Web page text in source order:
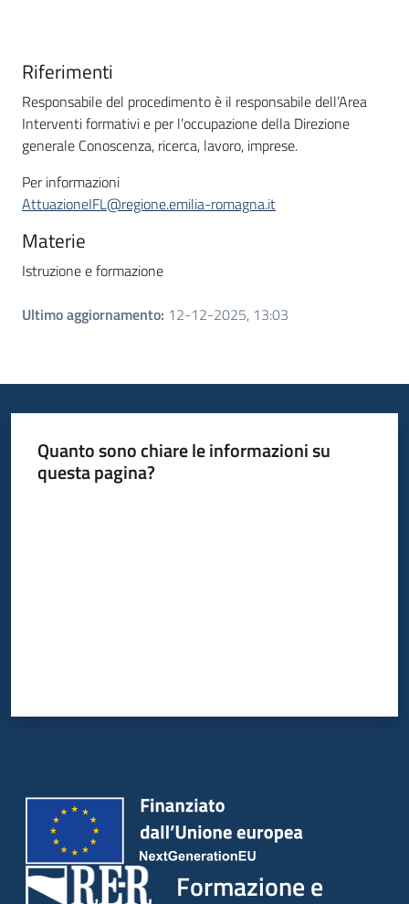
Riferimenti
Responsabile del procedimento è il responsabile dell’Area
Interventi formativi e per l’occupazione della Direzione
generale Conoscenza, ricerca, lavoro, imprese.
Per informazioni
AttuazioneIFL@regione.emilia-romagna.it
Materie
Istruzione e formazione
Ultimo aggiornamento: 12-12-2025, 13:03
Quanto sono chiare le informazioni su
questa pagina?
Formazione e